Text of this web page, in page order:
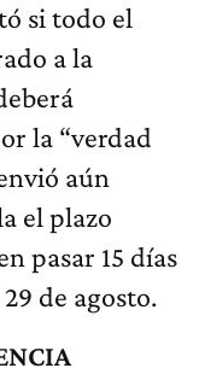
si todo el
a la
la “verdad
aún
el plazo
pasar 15 días
de agosto.